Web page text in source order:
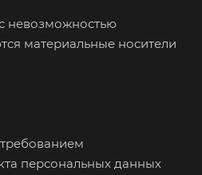
невозможностью
материальные носители
персональных данных